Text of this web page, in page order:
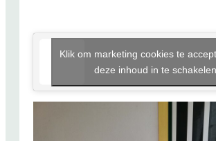
Klik om marketing cookies te
deze inhoud in te schakelen